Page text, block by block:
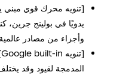
[تنويه محرك قوي مبني
يدويًا في بولينج جرين،
وأجزاء من مصادر عالمية.
المدمجة لقيود وقد